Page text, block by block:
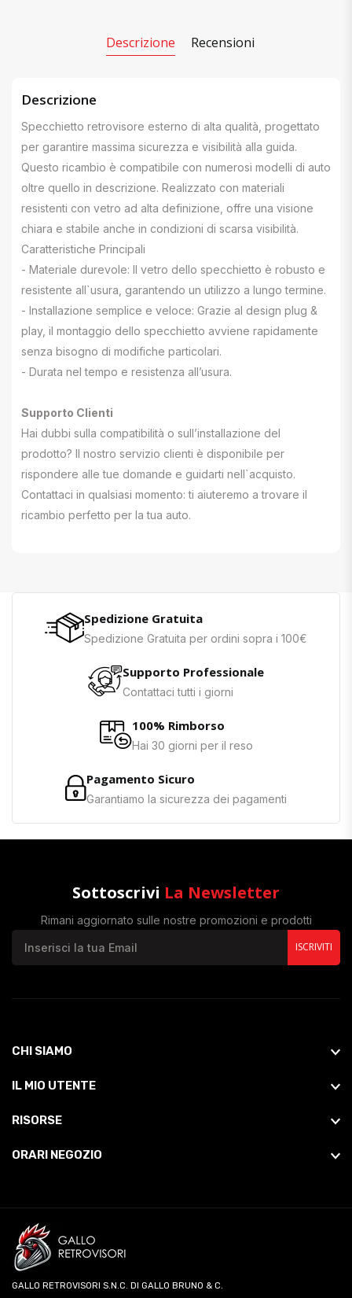
Descrizione Recensioni
Descrizione
Specchietto retrovisore esterno di alta qualità, progettato
per garantire massima sicurezza e visibilità alla guida.
Questo ricambio è compatibile con numerosi modelli di auto
oltre quello in descrizione. Realizzato con materiali
resistenti con vetro ad alta definizione, offre una visione
chiara e stabile anche in condizioni di scarsa visibilità.
Caratteristiche Principali
- Materiale durevole: Il vetro dello specchietto è robusto e
resistente all`usura, garantendo un utilizzo a lungo termine.
- Installazione semplice e veloce: Grazie al design plug &
play, il montaggio dello specchietto avviene rapidamente
senza bisogno di modifiche particolari.
- Durata nel tempo e resistenza all’usura.
Supporto Clienti
Hai dubbi sulla compatibilità o sull’installazione del
prodotto? Il nostro servizio clienti è disponibile per
rispondere alle tue domande e guidarti nell`acquisto.
Contattaci in qualsiasi momento: ti aiuteremo a trovare il
ricambio perfetto per la tua auto.
Spedizione Gratuita
Spedizione Gratuita per ordini sopra i 100€
Supporto Professionale
Contattaci tutti i giorni
100% Rimborso
Hai 30 giorni per il reso
Pagamento Sicuro
Garantiamo la sicurezza dei pagamenti
Sottoscrivi La Newsletter
Rimani aggiornato sulle nostre promozioni e prodotti
ISCRIVITI
CHI SIAMO
IL MIO UTENTE
RISORSE
ORARI NEGOZIO
GALLO RETROVISORI S.N.C. DI GALLO BRUNO & C.